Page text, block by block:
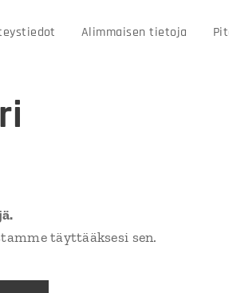
Alimmaisen tietoja
täyttääksesi sen.